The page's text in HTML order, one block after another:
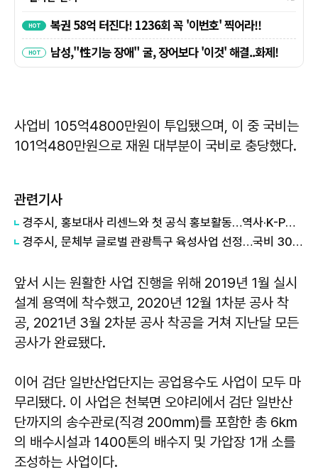
사업비 105억4800만원이 투입됐으며, 이 중 국비는
101억480만원으로 재원 대부분이 국비로 충당했다.
관련기사
경주시, 홍보대사 리센느와 첫 공식 홍보활동…역사·K-POP 접목 콘텐츠 제작
경주시, 문체부 글로벌 관광특구 육성사업 선정…국비 30억원 확보
앞서 시는 원활한 사업 진행을 위해 2019년 1월 실시
설계 용역에 착수했고, 2020년 12월 1차분 공사 착
공, 2021년 3월 2차분 공사 착공을 거쳐 지난달 모든
공사가 완료됐다.
이어 검단 일반산업단지는 공업용수도 사업이 모두 마
무리됐다. 이 사업은 천북면 오야리에서 검단 일반산
단까지의 송수관로(직경 200㎜)를 포함한 총 6km
의 배수시설과 1400톤의 배수지 및 가압장 1개 소를
조성하는 사업이다.